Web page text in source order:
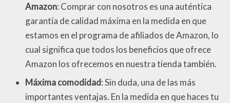
Amazon: Comprar con nosotros es una auténtica
garantía de calidad máxima en la medida en que
estamos en el programa de afiliados de Amazon, lo
cual significa que todos los beneficios que ofrece
Amazon los ofrecemos en nuestra tienda también.
Máxima comodidad: Sin duda, una de las más
importantes ventajas. En la medida en que haces tu